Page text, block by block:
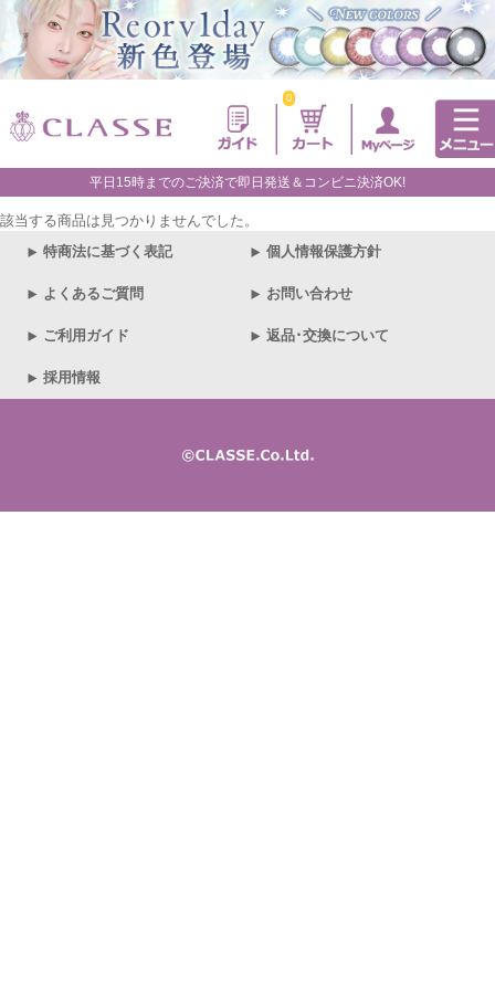
0
平日15時までのご決済で即日発送＆コンビニ決済OK!
該当する商品は見つかりませんでした。
特商法に基づく表記
個人情報保護方針
よくあるご質問 お問い合わせ
ご利用ガイド 返品･交換について
採用情報